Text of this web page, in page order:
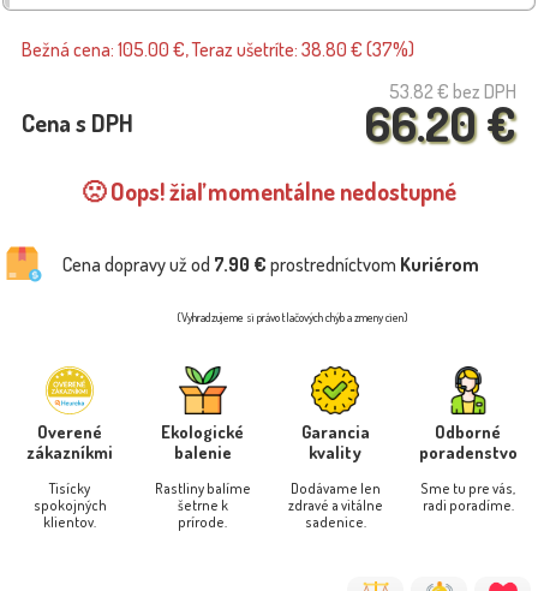
Bežná cena: 105.00 €, Teraz ušetríte: 38.80 € (37%)
53.82 € bez DPH
66.20 €
Cena s DPH
🙁 Oops! žiaľ momentálne nedostupné
Cena dopravy už od 7.90 € prostredníctvom Kuriérom
(Vyhradzujeme si právo tlačových chýb a zmeny cien)
Overené
zákazníkmi
Tisícky
spokojných
klientov.
Ekologické
balenie
Rastliny balíme
šetrne k
prírode.
Garancia
kvality
Dodávame len
zdravé a vitálne
sadenice.
Odborné
poradenstvo
Sme tu pre vás,
radi poradíme.